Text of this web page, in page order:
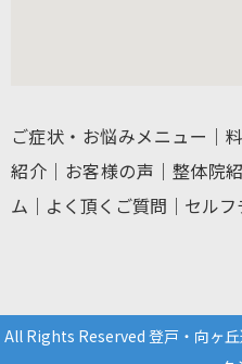
ご症状・お悩みメニュー ｜
紹介 ｜ お客様の声 ｜ 整体院
ム ｜ よく頂くご質問 ｜ セルフ
All Rights Reserved 登戸・向ヶ